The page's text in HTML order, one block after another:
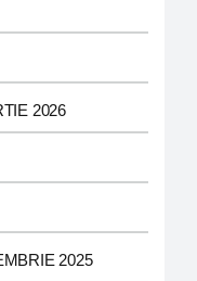
2026
2025